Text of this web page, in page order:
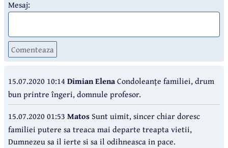
Mesaj:
Comenteaza
15.07.2020 10:14 Dimian ElenaCondoleanțe familiei, drum
bun printre îngeri, domnule profesor.
15.07.2020 01:53 MatosSunt uimit, sincer chiar doresc
familiei putere sa treaca mai departe treapta vietii,
Dumnezeu sa il ierte si sa il odihneasca in pace.